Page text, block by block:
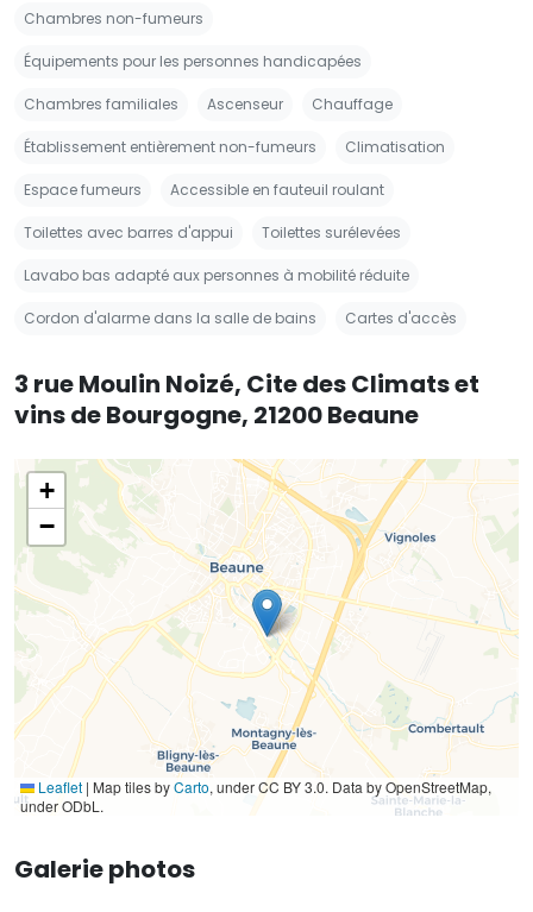
Chambres non-fumeurs
Équipements pour les personnes handicapées
Chambres familiales Ascenseur Chauffage
Établissement entièrement non-fumeurs Climatisation
Espace fumeurs Accessible en fauteuil roulant
Toilettes avec barres d'appui Toilettes surélevées
Lavabo bas adapté aux personnes à mobilité réduite
Cordon d'alarme dans la salle de bains Cartes d'accès
3 rue Moulin Noizé, Cite des Climats et
vins de Bourgogne, 21200 Beaune
+
−
Leaflet | Map tiles byCarto, under CC BY 3.0. Data by OpenStreetMap,
under ODbL.
Galerie photos